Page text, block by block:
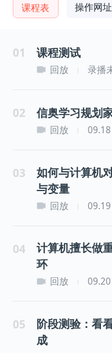
课程表 操作网址
01 课程测试
回放 录播
02 信奥学习规划
回放
03
如何与计算机
与变量
回放
04
计算机擅长做
环
回放
05
阶段测验：看
成